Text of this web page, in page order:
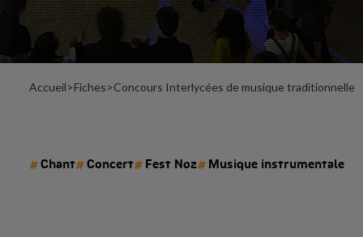
Accueil>Fiches>Concours Interlycées de musique traditionnelle
#Chant#Concert# Fest Noz# Musique instrumentale